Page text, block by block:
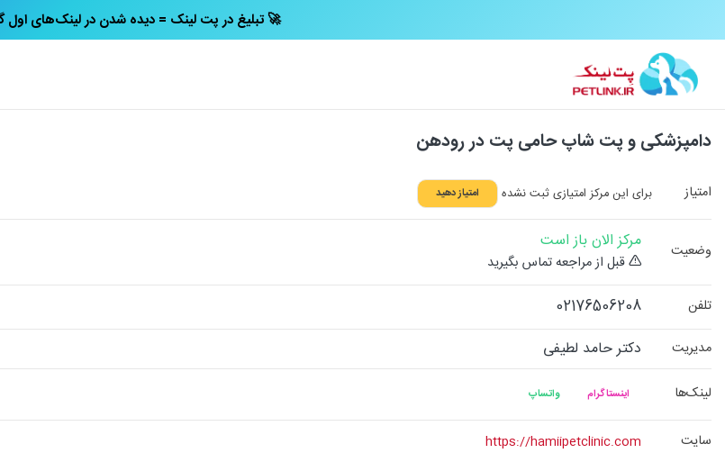
← تبلیغ در پت‌ لینک = دیده شدن در لینک‌های اول گوگل 🚀
دامپزشکی و پت شاپ حامی پت در رودهن
امتیاز برای این مرکز امتیازی ثبت نشده امتیاز دهید
وضعیت مرکز الان باز است
قبل از مراجعه تماس بگیرید
تلفن
02176506208
مدیریت دکتر حامد لطیفی
لینک‌ها واتساپ اینستاگرام
سایت https://hamiipetclinic.com